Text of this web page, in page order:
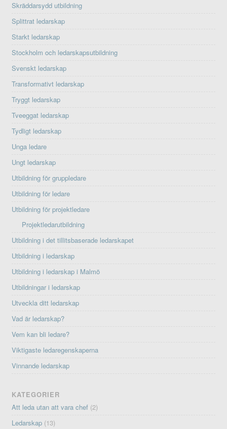
Skräddarsydd utbildning
Splittrat ledarskap
Starkt ledarskap
Stockholm och ledarskapsutbildning
Svenskt ledarskap
Transformativt ledarskap
Tryggt ledarskap
Tveeggat ledarskap
Tydligt ledarskap
Unga ledare
Ungt ledarskap
Utbildning för gruppledare
Utbildning för ledare
Utbildning för projektledare
Projektledarutbildning
Utbildning i det tillitsbaserade ledarskapet
Utbildning i ledarskap
Utbildning i ledarskap i Malmö
Utbildningar i ledarskap
Utveckla ditt ledarskap
Vad är ledarskap?
Vem kan bli ledare?
Viktigaste ledaregenskaperna
Vinnande ledarskap
KATEGORIER
Att leda utan att vara chef (2)
Ledarskap (13)